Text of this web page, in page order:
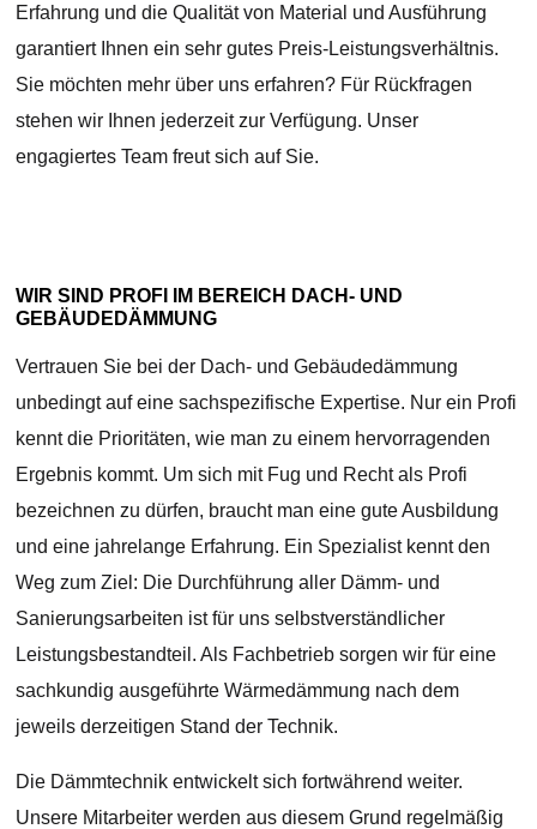
Erfahrung und die Qualität von Material und Ausführung
garantiert Ihnen ein sehr gutes Preis-Leistungsverhältnis.
Sie möchten mehr über uns erfahren? Für Rückfragen
stehen wir Ihnen jederzeit zur Verfügung. Unser
engagiertes Team freut sich auf Sie.
WIR SIND PROFI IM BEREICH DACH- UND
GEBÄUDEDÄMMUNG
Vertrauen Sie bei der Dach- und Gebäudedämmung
unbedingt auf eine sachspezifische Expertise. Nur ein Profi
kennt die Prioritäten, wie man zu einem hervorragenden
Ergebnis kommt. Um sich mit Fug und Recht als Profi
bezeichnen zu dürfen, braucht man eine gute Ausbildung
und eine jahrelange Erfahrung. Ein Spezialist kennt den
Weg zum Ziel: Die Durchführung aller Dämm- und
Sanierungsarbeiten ist für uns selbstverständlicher
Leistungsbestandteil. Als Fachbetrieb sorgen wir für eine
sachkundig ausgeführte Wärmedämmung nach dem
jeweils derzeitigen Stand der Technik.
Die Dämmtechnik entwickelt sich fortwährend weiter.
Unsere Mitarbeiter werden aus diesem Grund regelmäßig